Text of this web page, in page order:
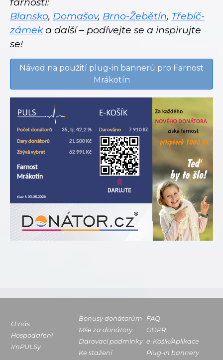
Blansko, Domašov, Brno-Žebětín, Třebíč-
zámeka další – podívejte se a inspirujte
se!
Návod na použití plug-in bannerů pro Farnost
Mrákotín
O nás
Hospodaření
ImPULSy
Bonusy donátorům
Mše za donátory
Darovací podmínky
Ke stažení
FAQ
GDPR
e-Košík/Aplikace
Plug-in bannery